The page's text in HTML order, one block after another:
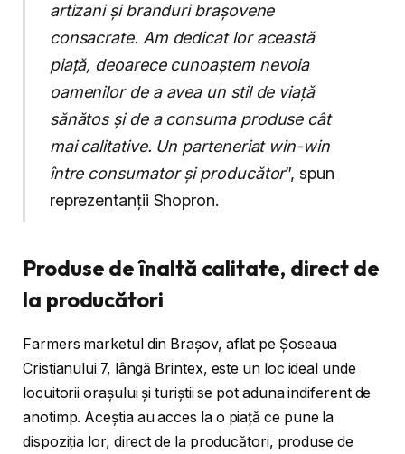
artizani și branduri brașovene
consacrate. Am dedicat lor această
piață, deoarece cunoaștem nevoia
oamenilor de a avea un stil de viață
sănătos și de a consuma produse cât
mai calitative. Un parteneriat win-win
între consumator și producător”, spun
reprezentanții Shopron.
Produse de înaltă calitate, direct de
la producători
Farmers marketul din Brașov, aflat pe Șoseaua
Cristianului 7, lângă Brintex, este un loc ideal unde
locuitorii orașului și turiștii se pot aduna indiferent de
anotimp. Aceștia au acces la o piață ce pune la
dispoziția lor, direct de la producători, produse de